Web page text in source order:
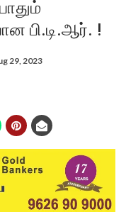
பி.டி.ஆர். !
29, 2023